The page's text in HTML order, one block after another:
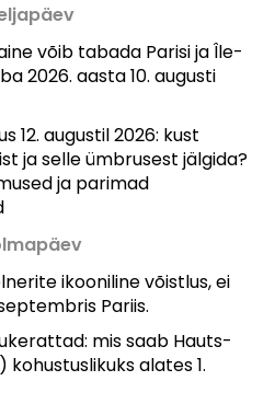
võib tabada Parisi ja Île-
2026. aasta 10. augusti
12. augustil 2026: kust
ja selle ümbrusest jälgida?
ja parimad
ikooniline võistlus, ei
Pariis.
mis saab Hauts-
kohustuslikuks alates 1.